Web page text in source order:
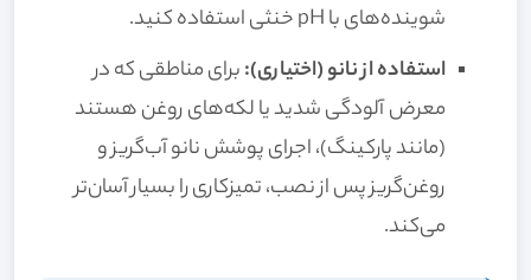
شوینده‌های با pH خنثی استفاده کنید.
استفاده از نانو (اختیاری):برای مناطقی که در
معرض آلودگی شدید یا لکه‌های روغن هستند
(مانند پارکینگ)، اجرای پوشش نانو آب‌گریز و
روغن‌گریز پس از نصب، تمیزکاری را بسیار آسان‌تر
می‌کند.